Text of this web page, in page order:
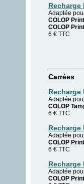
Recharge
Adaptée
COLOP
COLOP
6 €TTC
Carrées
Recharge
Adaptée
COLOP
6 € TTC
Recharge
Adaptée
COLOP
6 € TTC
Recharge
Adaptée
COLOP